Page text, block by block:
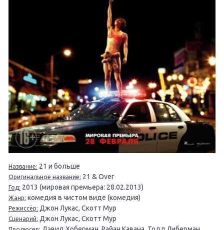
Название: 21 и больше
Оригинальное название: 21 & Over
Год: 2013 (мировая премьера: 28.02.2013)
Жанр: комедия в чистом виде (комедия)
Режиссёр: Джон Лукас, Скотт Мур
Сценарий: Джон Лукас, Скотт Мур